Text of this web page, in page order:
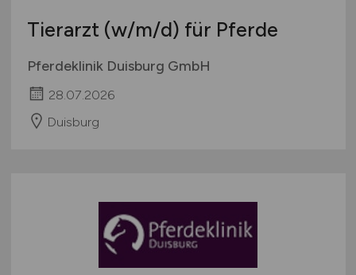
Tierarzt (w/m/d) für Pferde
Pferdeklinik Duisburg GmbH
28.07.2026
Duisburg